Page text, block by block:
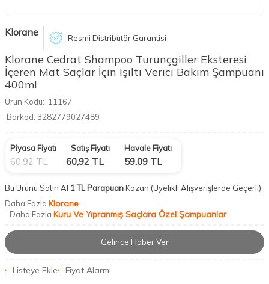
Klorane Resmi Distribütör Garantisi
Klorane Cedrat Shampoo Turunçgiller Eksteresi
İçeren Mat Saçlar İçin Işıltı Verici Bakım Şampuanı
400ml
Ürün Kodu: 11167
Barkod: 3282779027489
Piyasa Fiyatı
60,92TL
Satış Fiyatı
60,92 TL
Havale Fiyatı
59,09 TL
Bu Ürünü Satın Al 1 TL ParapuanKazan (Üyelikli Alışverişlerde Geçerli)
Daha Fazla Klorane
Daha Fazla Kuru Ve Yıpranmış Saçlara Özel Şampuanlar
Gelince Haber Ver
Listeye Ekle Fiyat Alarmı